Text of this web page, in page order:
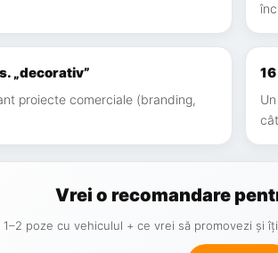
„decorativ”
proiecte comerciale (branding,
Vrei o recomandare
1–2 poze cu vehiculul + ce vrei să promovezi și